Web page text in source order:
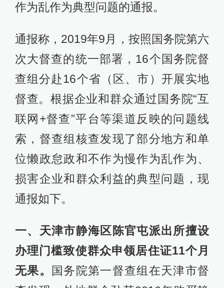
作为乱作为典型问题的通报。
通报称，2019年9月，按照国务院第六
次大督查的统一部署，16个国务院督
查组分赴16个省（区、市）开展实地
督查。根据企业和群众通过国务院“互
联网+督查”平台等渠道反映的问题线
索，督查组核查发现了部分地方和单
位懒政怠政和不作为慢作为乱作为、
损害企业和群众利益的典型问题，现
通报如下。
一、天津市静海区陈官屯派出所擅设
办理门槛致使群众申领居住证11个月
无果。
国务院第一督查组在天津市督